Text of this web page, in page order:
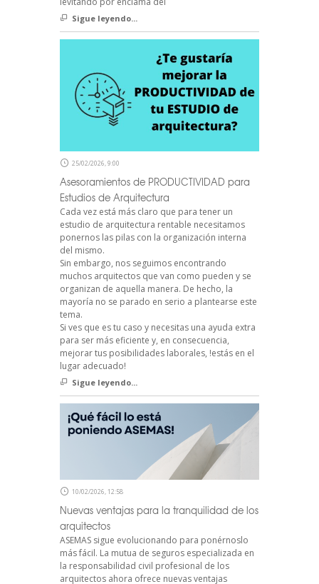
Sigue leyendo...
25/02/2026, 9:00
Asesoramientos de PRODUCTIVIDAD para
Estudios de Arquitectura
Cada vez está más claro que para tener un
estudio de arquitectura rentable necesitamos
ponernos las pilas con la organización interna
del mismo.
Sin embargo, nos seguimos encontrando
muchos arquitectos que van como pueden y se
organizan de aquella manera. De hecho, la
mayoría no se parado en serio a plantearse este
tema.
Si ves que es tu caso y necesitas una ayuda extra
para ser más eficiente y, en consecuencia,
mejorar tus posibilidades laborales, !estás en el
lugar adecuado!
Sigue leyendo...
10/02/2026, 12:58
Nuevas ventajas para la tranquilidad de los
arquitectos
ASEMAS sigue evolucionando para ponérnoslo
más fácil. La mutua de seguros especializada en
la responsabilidad civil profesional de los
arquitectos ahora ofrece nuevas ventajas